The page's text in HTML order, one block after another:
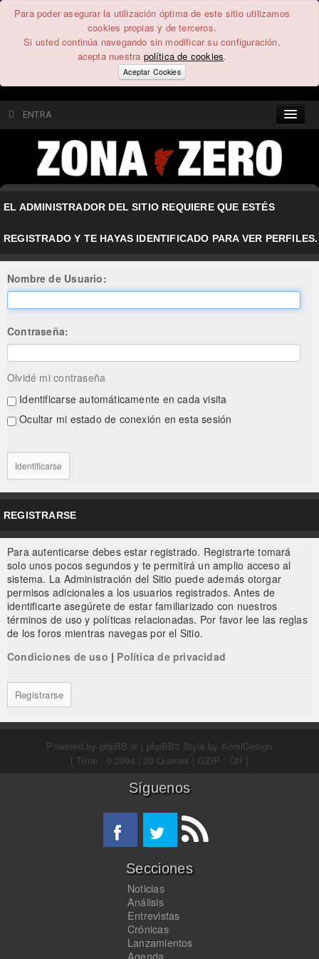
Para poder asegurar la utilización óptima de este sitio utilizamos
cookies propias y de terceros.
Si usted continúa navegando sin modificar su configuración,
acepta nuestra política de cookies.
Aceptar Cookies
ENTRA
CONTENIDO
COMUNIDAD
FEEEDBACK
FOROS
EL ADMINISTRADOR DEL SITIO REQUIERE QUE ESTÉS
REGISTRADO Y TE HAYAS IDENTIFICADO PARA VER PERFILES.
Nombre de Usuario:
Contraseña:
Olvidé mi contraseña
Identificarse automáticamente en cada visita
Ocultar mi estado de conexión en esta sesión
REGISTRARSE
Para autenticarse debes estar registrado. Registrarte tomará
solo unos pocos segundos y te permitirá un amplio acceso al
sistema. La Administración del Sitio puede además otorgar
permisos adicionales a los usuarios registrados. Antes de
identificarte asegúrete de estar familiarizado con nuestros
términos de uso y políticas relacionadas. Por favor lee las reglas
de los foros mientras navegas por el Sitio.
Condiciones de uso | Política de privacidad
Registrarse
Powered by phpBB ® | phpBB3 Style by KomiDesign
[ Time : 0.299s | 20 Queries | GZIP : Off ]
Síguenos
Secciones
Noticias
Análisis
Entrevistas
Crónicas
Lanzamientos
Agenda